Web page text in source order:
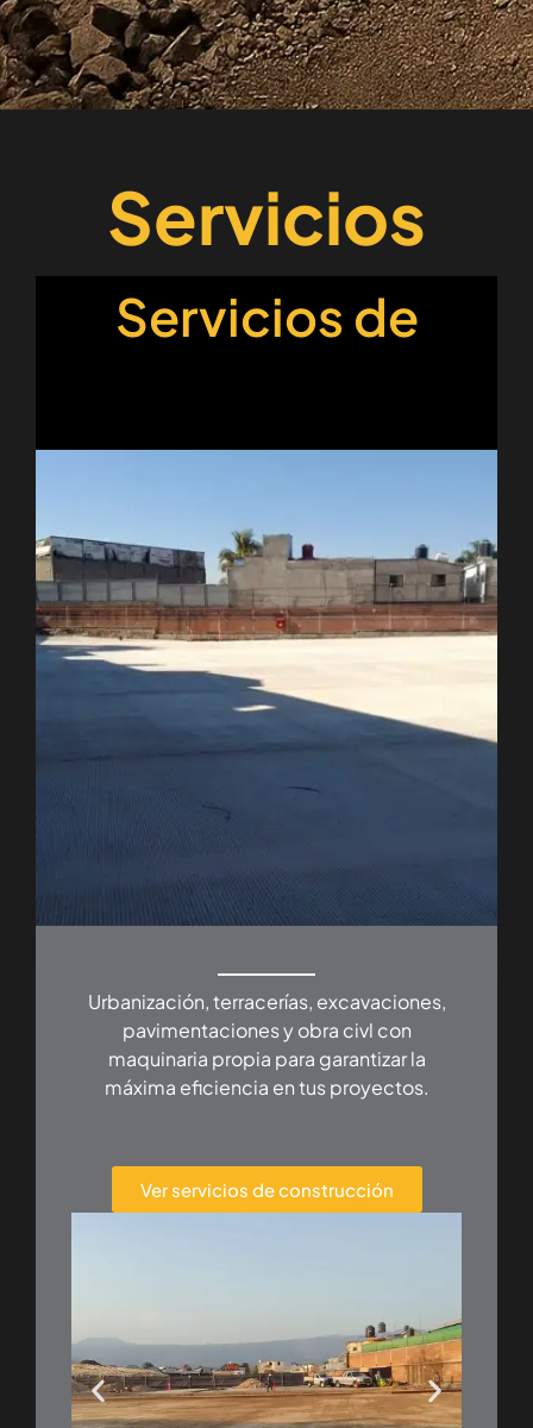
Servicios
Servicios de
Urbanización, terracerías, excavaciones,
pavimentaciones y obra civl con
maquinaria propia para garantizar la
máxima eficiencia en tus proyectos.
Ver servicios de construcción